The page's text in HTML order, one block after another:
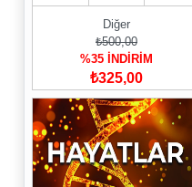
Diğer
₺500,00
%35 İNDİRİM
₺325,00